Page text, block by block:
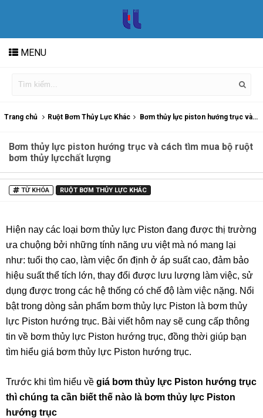
MENU
Trang chủ Ruột Bơm Thủy Lực Khác Bơm thủy lực piston hướng trục và cách tìm mua bộ ruột bơm thủy lựcchất lượng
Bơm thủy lực piston hướng trục và cách tìm mua bộ ruột
bơm thủy lựcchất lượng
TỪ KHÓA RUỘT BƠM THỦY LỰC KHÁC
Hiện nay các loại bơm thủy lực Piston đang được thị trường
ưa chuộng bởi những tính năng ưu việt mà nó mang lại
như: tuổi thọ cao, làm việc ổn định ở áp suất cao, đảm bảo
hiệu suất thể tích lớn, thay đổi được lưu lượng làm việc, sử
dụng được trong các hệ thống có chế độ làm việc nặng. Nổi
bật trong dòng sản phẩm bơm thủy lực Piston là bơm thủy
lực Piston hướng trục. Bài viết hôm nay sẽ cung cấp thông
tin về bơm thủy lực Piston hướng trục, đồng thời giúp bạn
tìm hiểu giá bơm thủy lực Piston hướng trục.
Trước khi tìm hiểu về giá bơm thủy lực Piston hướng trục
thì chúng ta cần biết thế nào là bơm thủy lực Piston
hướng trục